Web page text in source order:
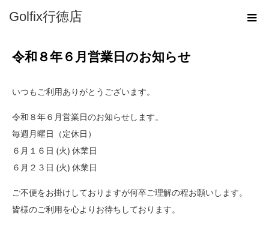
Golfix行徳店
お知らせ
令和８年６月営業日のお知らせ
いつもご利用ありがとうございます。
令和８年６月営業日のお知らせします。
毎週月曜日（定休日）
６月１６日 (火) 休業日
６月２３日 (火) 休業日
ご不便をお掛けしておりますが何卒ご理解の程お願いします。
皆様のご利用を心よりお待ちしております。